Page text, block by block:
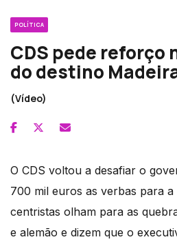
POLÍTICA
CDS pede reforço
do destino
(Vídeo)
O CDS voltou a desafiar o
700 mil euros as verbas para a
centristas olham para as
e alemão e dizem que o